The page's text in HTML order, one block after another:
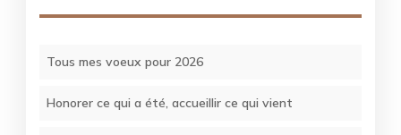
Tous mes voeux pour 2026
Honorer ce qui a été, accueillir ce qui vient